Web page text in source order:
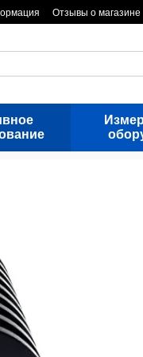
Отзывы о магазине